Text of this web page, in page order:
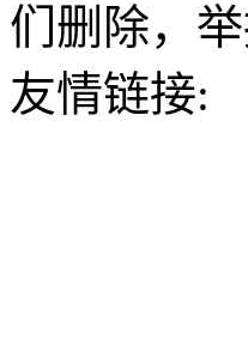
们删除，
友情链接: